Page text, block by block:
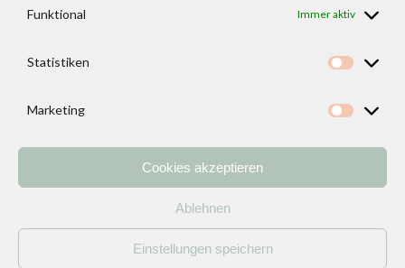
Funktional Immer aktiv
Statistiken
Marketing
Cookies akzeptieren
Ablehnen
Einstellungen speichern
Kontakt
Impressum/ Datenschutzerklärung